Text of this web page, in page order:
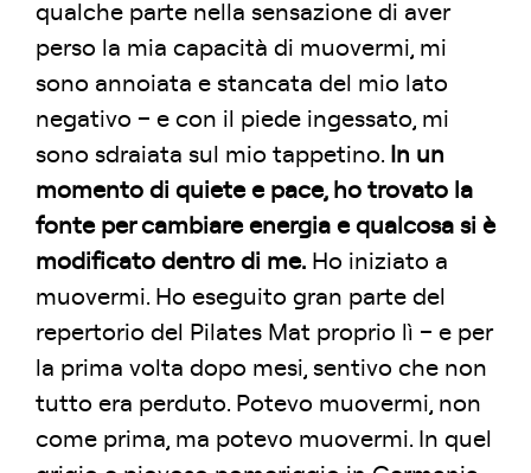
qualche parte nella sensazione di aver
perso la mia capacità di muovermi, mi
sono annoiata e stancata del mio lato
negativo – e con il piede ingessato, mi
sono sdraiata sul mio tappetino. In un
momento di quiete e pace, ho trovato la
fonte per cambiare energia e qualcosa si è
modificato dentro di me. Ho iniziato a
muovermi. Ho eseguito gran parte del
repertorio del Pilates Mat proprio lì – e per
la prima volta dopo mesi, sentivo che non
tutto era perduto. Potevo muovermi, non
come prima, ma potevo muovermi. In quel